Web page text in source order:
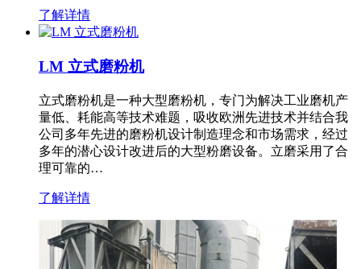
了解详情
LM 立式磨粉机
立式磨粉机是一种大型磨粉机，专门为解决工业磨机产
量低、耗能高等技术难题，吸收欧洲先进技术并结合我
公司多年先进的磨粉机设计制造理念和市场需求，经过
多年的潜心设计改进后的大型粉磨设备。立磨采用了合
理可靠的…
了解详情